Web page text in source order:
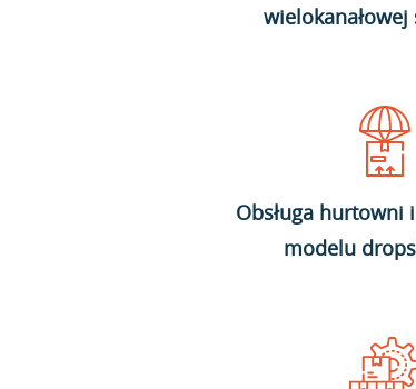
wielokanałowej
Obsługa hurtowni
modelu